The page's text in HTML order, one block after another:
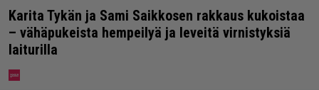
Karita Tykän ja Sami Saikkosen rakkaus kukoistaa
– vähäpukeista hempeilyä ja leveitä virnistyksiä
laiturilla